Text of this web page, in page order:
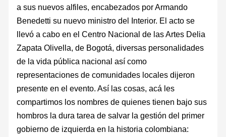
a sus nuevos alfiles, encabezados por Armando
Benedetti su nuevo ministro del Interior. El acto se
llevó a cabo en el Centro Nacional de las Artes Delia
Zapata Olivella, de Bogotá, diversas personalidades
de la vida pública nacional así como
representaciones de comunidades locales dijeron
presente en el evento. Así las cosas, acá les
compartimos los nombres de quienes tienen bajo sus
hombros la dura tarea de salvar la gestión del primer
gobierno de izquierda en la historia colombiana: